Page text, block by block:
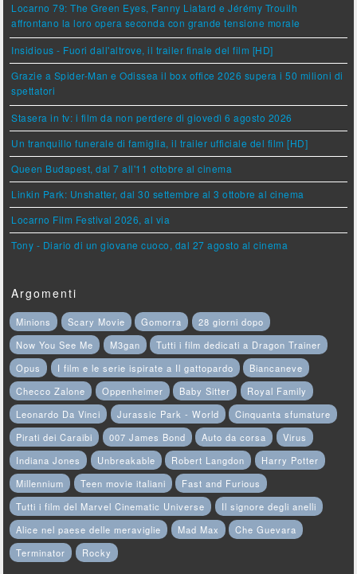
Locarno 79: The Green Eyes, Fanny Liatard e Jérémy Trouilh
affrontano la loro opera seconda con grande tensione morale
Insidious - Fuori dall'altrove, il trailer finale del film [HD]
Grazie a Spider-Man e Odissea il box office 2026 supera i 50 milioni di
spettatori
Stasera in tv: i film da non perdere di giovedì 6 agosto 2026
Un tranquillo funerale di famiglia, il trailer ufficiale del film [HD]
Queen Budapest, dal 7 all'11 ottobre al cinema
Linkin Park: Unshatter, dal 30 settembre al 3 ottobre al cinema
Locarno Film Festival 2026, al via
Tony - Diario di un giovane cuoco, dal 27 agosto al cinema
Argomenti
Minions Scary Movie Gomorra
28 giorni dopo
Now You See Me
M3gan
Tutti i film dedicati a Dragon Trainer
Opus
I film e le serie ispirate a Il gattopardo
Biancaneve
Checco Zalone
Oppenheimer Baby Sitter
Royal Family
Leonardo Da Vinci
Jurassic Park - World
Cinquanta sfumature
Pirati dei Caraibi
007 James Bond Auto da corsa
Virus
Indiana Jones
Unbreakable Robert Langdon
Harry Potter
Millennium
Teen movie italiani
Fast and Furious
Tutti i film del Marvel Cinematic Universe
Il signore degli anelli
Alice nel paese delle meraviglie
Mad Max
Che Guevara
Terminator
Rocky